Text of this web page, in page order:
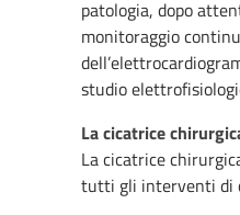
patologia, dopo
monitoraggio
studio
La cicatrice
La cicatrice
tutti gli interventi di